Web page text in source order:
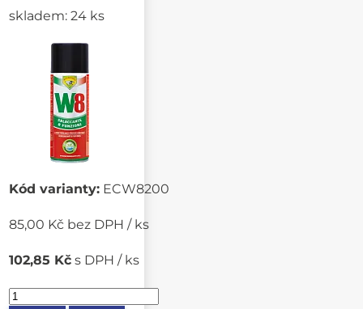
skladem: 24 ks
Kód varianty: ECW8200
85,00 Kč bez DPH / ks
102,85 Kč s DPH / ks